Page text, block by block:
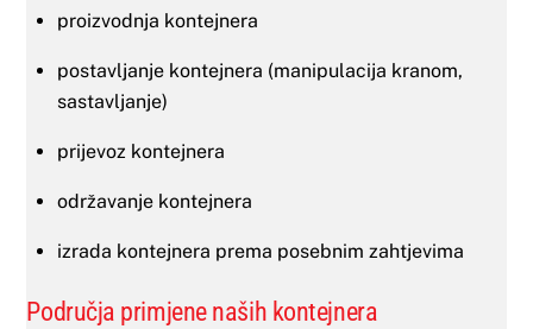
proizvodnja kontejnera
postavljanje kontejnera (manipulacija kranom,
sastavljanje)
prijevoz kontejnera
održavanje kontejnera
izrada kontejnera prema posebnim zahtjevima
Područja primjene naših kontejnera